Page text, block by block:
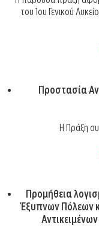
του 1ου Γενικού
Προστασία
Η Πράξη
Προμήθεια
Έξυπνων Πόλεων